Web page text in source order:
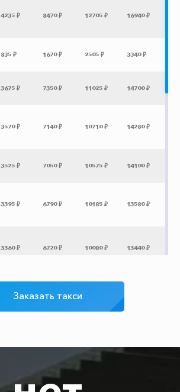
4235 ₽ 8470 ₽ 12705 ₽ 16940 ₽
835 ₽ 1670 ₽ 2505 ₽ 3340 ₽
3675 ₽ 7350 ₽ 11025 ₽ 14700 ₽
3570 ₽ 7140 ₽ 10710 ₽ 14280 ₽
3525 ₽ 7050 ₽ 10575 ₽ 14100 ₽
3395 ₽ 6790 ₽ 10185 ₽ 13580 ₽
3360 ₽ 6720 ₽ 10080 ₽ 13440 ₽
Заказать такси